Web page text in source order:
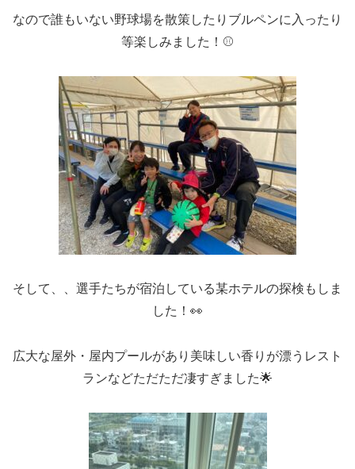
なので誰もいない野球場を散策したりブルペンに入ったり
等楽しみました！⚾
そして、、選手たちが宿泊している某ホテルの探検もしま
した！👀
広大な屋外・屋内プールがあり美味しい香りが漂うレスト
ランなどただただ凄すぎました🌟